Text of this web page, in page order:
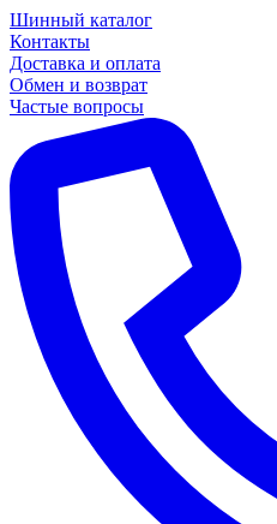
Шинный каталог
Контакты
Доставка и оплата
Обмен и возврат
Частые вопросы